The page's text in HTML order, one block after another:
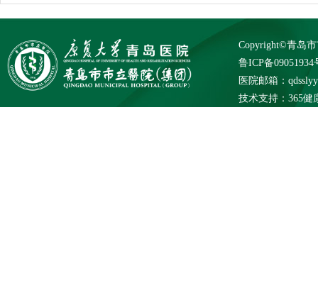
Copyright©青岛
鲁ICP备09051934
医院邮箱：
技术支持： 365健